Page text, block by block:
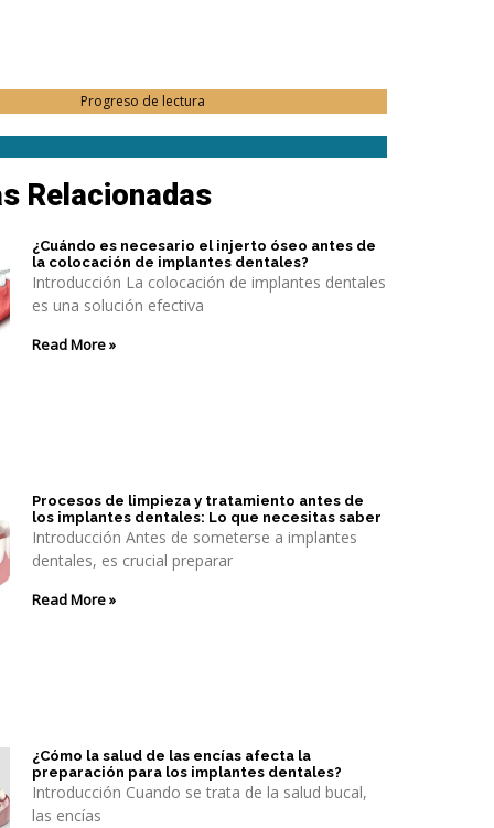
Progreso de lectura
Relacionadas
¿Cuándo es necesario el injerto óseo antes de
la colocación de implantes dentales?
Introducción La colocación de implantes dentales
es una solución efectiva
Read More »
Procesos de limpieza y tratamiento antes de
los implantes dentales: Lo que necesitas saber
Introducción Antes de someterse a implantes
dentales, es crucial preparar
Read More »
¿Cómo la salud de las encías afecta la
preparación para los implantes dentales?
Introducción Cuando se trata de la salud bucal,
las encías